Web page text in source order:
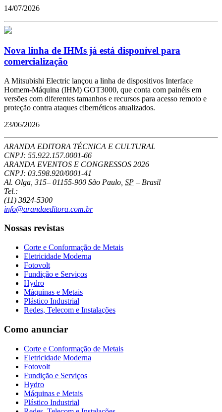
14/07/2026
Nova linha de IHMs já está disponível para
comercialização
A Mitsubishi Electric lançou a linha de dispositivos Interface
Homem-Máquina (IHM) GOT3000, que conta com painéis em
versões com diferentes tamanhos e recursos para acesso remoto e
proteção contra ataques cibernéticos atualizados.
23/06/2026
ARANDA EDITORA TÉCNICA E CULTURAL
CNPJ: 55.922.157.0001-66
ARANDA EVENTOS E CONGRESSOS 2026
CNPJ: 03.598.920/0001-41
Al. Olga, 315– 01155-900 São Paulo SP – Brasil
Tel.:
(11) 3824-5300
info@arandaeditora.com.br
Nossas revistas
Corte e Conformação de Metais
Eletricidade Moderna
Fotovolt
Fundição e Serviços
Hydro
Máquinas e Metais
Plástico Industrial
Redes, Telecom e Instalações
Como anunciar
Corte e Conformação de Metais
Eletricidade Moderna
Fotovolt
Fundição e Serviços
Hydro
Máquinas e Metais
Plástico Industrial